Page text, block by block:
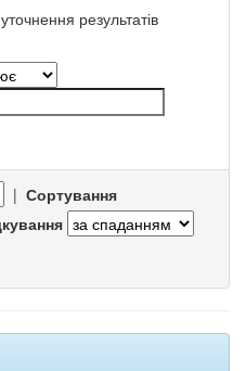
результатів
| Сортування